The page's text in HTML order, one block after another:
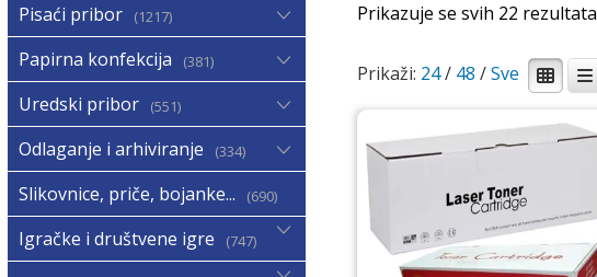
Prikazuje se svih 22 rezultata
Prikaži: 24/ 48 /
Pisaći pribor 1217
Papirna konfekcija 381
Uredski pribor 551
Odlaganje i arhiviranje 334
Slikovnice, priče, bojanke... 690
Igračke i društvene igre 747